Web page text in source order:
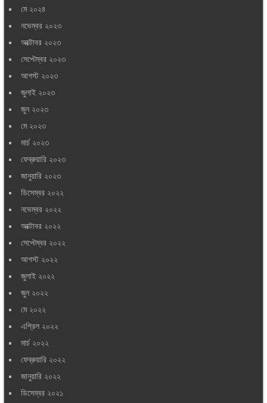
মে ২০২৪
নভেম্বর ২০২৩
অক্টোবর ২০২৩
সেপ্টেম্বর ২০২৩
আগস্ট ২০২৩
জুলাই ২০২৩
জুন ২০২৩
মে ২০২৩
মার্চ ২০২৩
ফেব্রুয়ারি ২০২৩
জানুয়ারি ২০২৩
ডিসেম্বর ২০২২
নভেম্বর ২০২২
অক্টোবর ২০২২
সেপ্টেম্বর ২০২২
আগস্ট ২০২২
জুলাই ২০২২
জুন ২০২২
মে ২০২২
এপ্রিল ২০২২
মার্চ ২০২২
ফেব্রুয়ারি ২০২২
জানুয়ারি ২০২২
ডিসেম্বর ২০২১